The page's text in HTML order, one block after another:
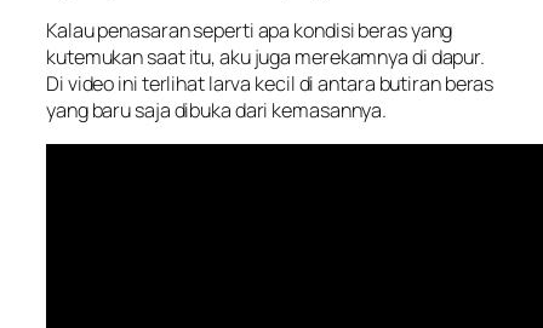
Kalau penasaran seperti apa kondisi beras yang
kutemukan saat itu, aku juga merekamnya di dapur.
Di video ini terlihat larva kecil di antara butiran beras
yang baru saja dibuka dari kemasannya.